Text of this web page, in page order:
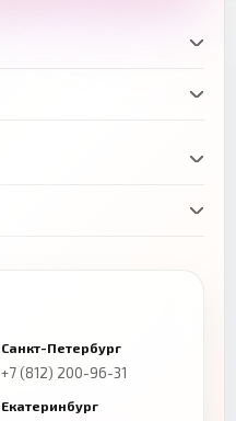
Санкт-Петербург
+7 (812) 200-96-31
Екатеринбург